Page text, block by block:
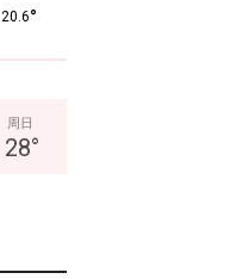
20.6°
周日
28°